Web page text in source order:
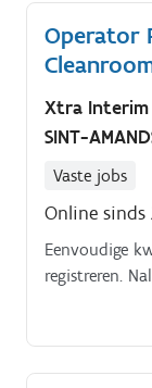
Operator
Xtra Interim
SINT-
Vaste jobs
Online sinds
Eenvoudige
registreren.